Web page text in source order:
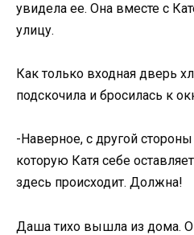
увидела ее. Она вместе с
улицу.
Как только входная дверь
подскочила и бросилась к
-Наверное, с другой
которую Катя себе
здесь происходит. Должна!
Даша тихо вышла из дома.